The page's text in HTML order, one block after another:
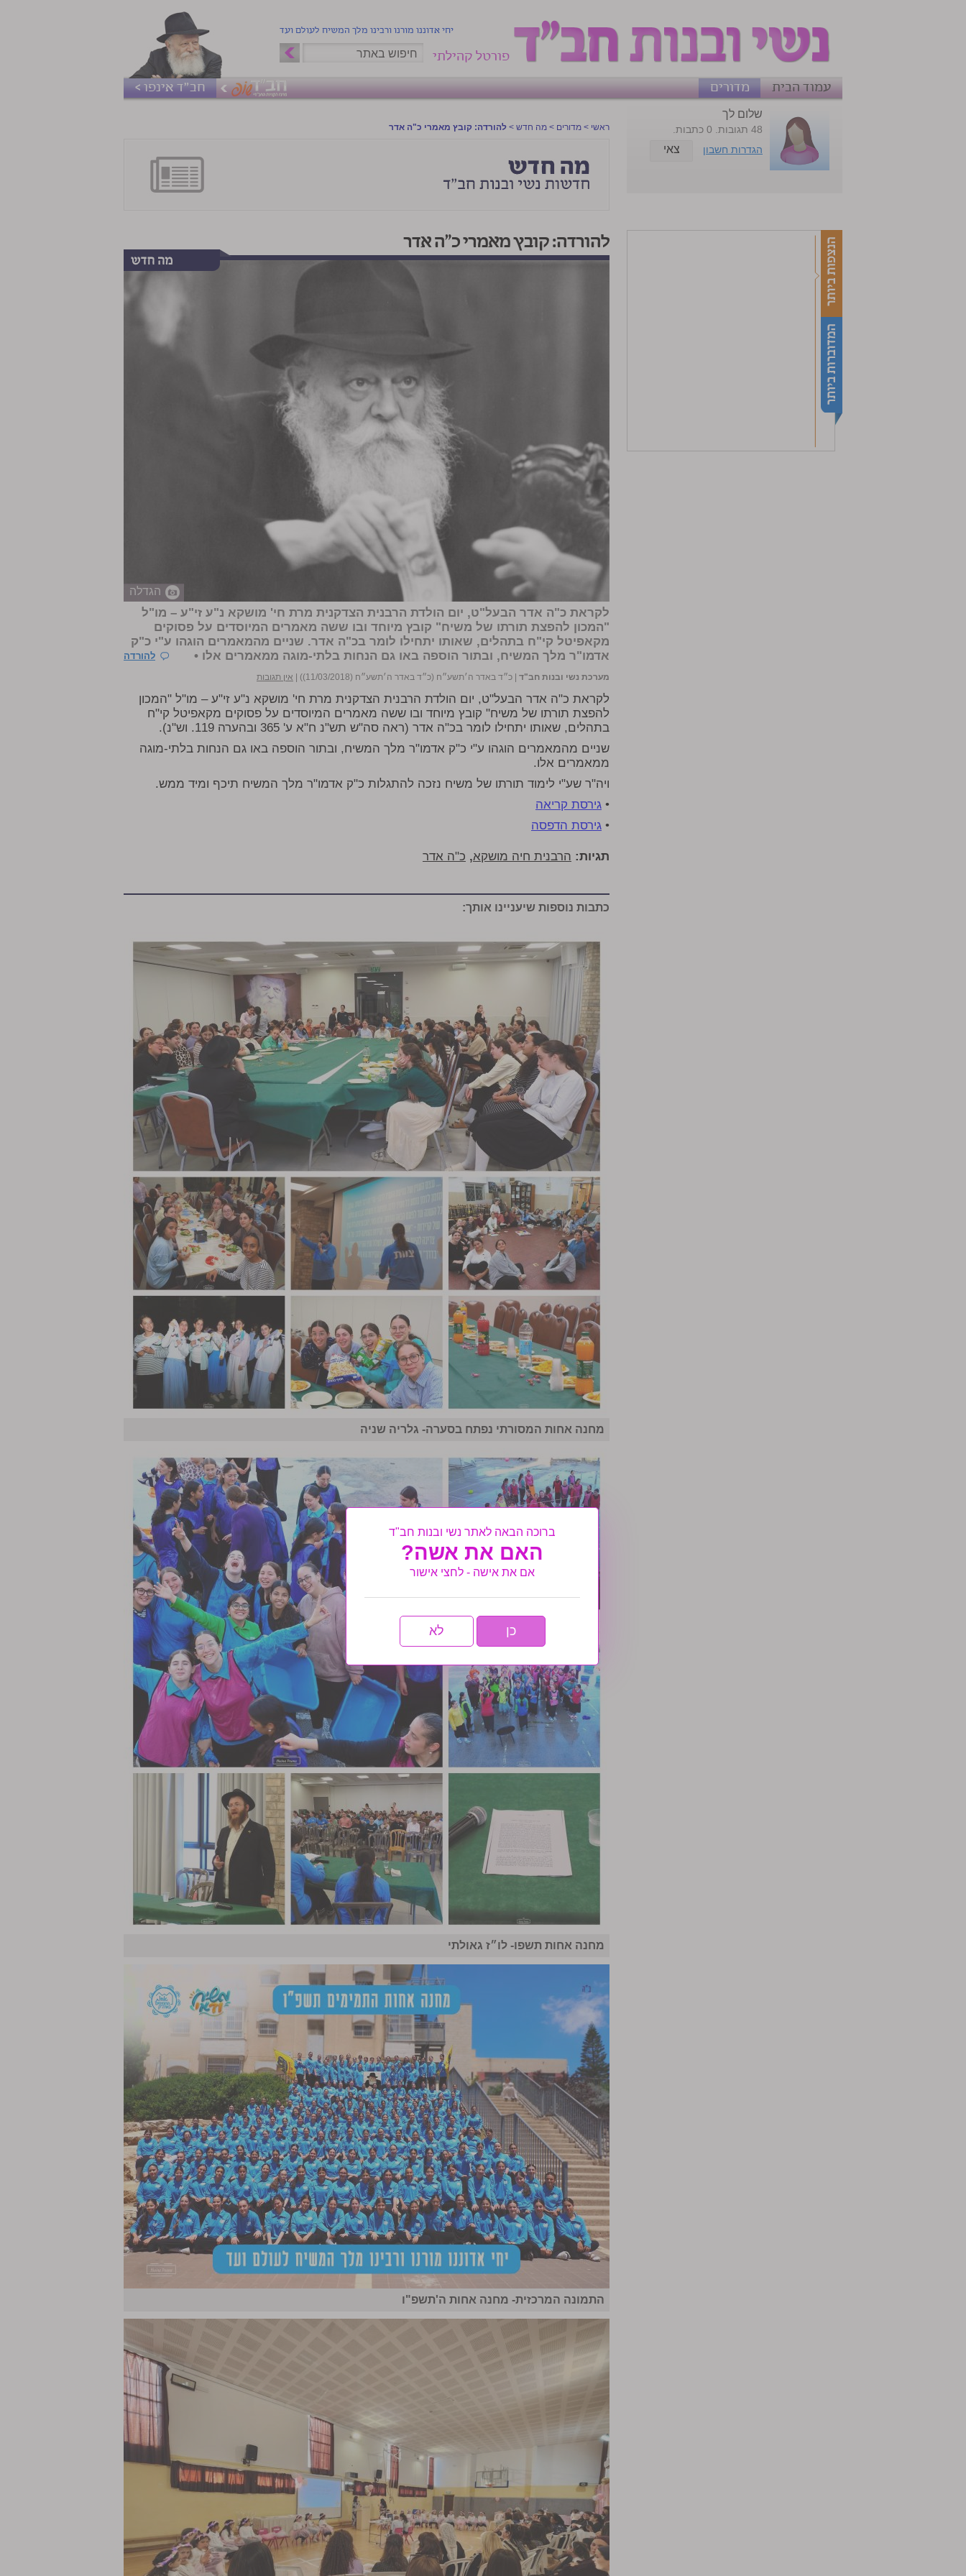
יחי אדוננו מורנו ורבינו מלך המשיח לעולם ועד
פורטל קהילתי
עמוד הבית
מדורים חב"ד אינפו >
ראשי > מדורים > מה חדש > להורדה: קובץ מאמרי כ"ה אדר
להורדה: קובץ מאמרי כ"ה אדר
הגדלה
לקראת כ"ה אדר הבעל"ט, יום הולדת הרבנית הצדקנית מרת חי' מושקא נ"ע זי"ע – מו"ל
"המכון להפצת תורתו של משיח" קובץ מיוחד ובו ששה מאמרים המיוסדים על פסוקים
מקאפיטל קי"ח בתהלים, שאותו יתחילו לומר בכ"ה אדר. שניים מהמאמרים הוגהו ע"י כ"ק
אדמו"ר מלך המשיח, ובתור הוספה באו גם הנחות בלתי-מוגה ממאמרים אלו •
להורדה
מערכת נשי ובנות חב"ד כ״ד באדר ה׳תשע״ח (כ״ד באדר ה׳תשע״ח (11/03/2018)) אין תגובות
לקראת כ"ה אדר הבעל"ט, יום הולדת הרבנית הצדקנית מרת חי' מושקא נ"ע זי"ע – מו"ל "המכון
להפצת תורתו של משיח" קובץ מיוחד ובו ששה מאמרים המיוסדים על פסוקים מקאפיטל קי"ח
בתהלים, שאותו יתחילו לומר בכ"ה אדר (ראה סה"ש תש"נ ח"א ע' 365 ובהערה 119. וש"נ).
שניים מהמאמרים הוגהו ע"י כ"ק אדמו"ר מלך המשיח, ובתור הוספה באו גם הנחות בלתי-מוגה
ממאמרים אלו.
ויה"ר שע"י לימוד תורתו של משיח נזכה להתגלות כ"ק אדמו"ר מלך המשיח תיכף ומיד ממש.
• גירסת קריאה
• גירסת הדפסה
תגיות: הרבנית חיה מושקא, כ"ה אדר
כתבות נוספות שיעניינו אותך:
מחנה אחות המסורתי נפתח בסערה- גלריה שניה
מחנה אחות תשפו- לו״ז גאולתי
התמונה המרכזית- מחנה אחות ה'תשפ"ו
שלום לך
48 תגובות. 0 כתבות.
הגדרות חשבון
צאי
ברוכה הבאה לאתר נשי ובנות חב"ד
האם את אשה?
אם את אישה - לחצי אישור
כן לא